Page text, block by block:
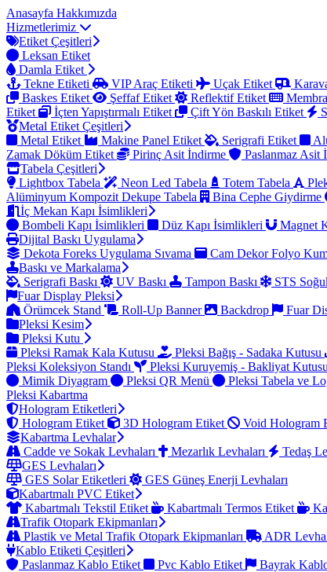
Anasayfa Hakkımızda
Hizmetlerimiz
Etiket Çeşitleri
Leksan Etiket
Damla Etiket
Tekne Etiketi
VIP Araç Etiketi Uçak Etiket
Baskes Etiket
Şeffaf Etiket Reflektif Etiket
Etiket
İçten Yapıştırmalı Etiket Çift Yön Baskılı Etiket
Metal Etiket Çeşitleri
Metal Etiket
Makine Panel Etiket Serigrafi Etiket
Zamak Döküm Etiket
Pirinç Asit İndirme Paslanmaz Asit
Tabela Çeşitleri
Lightbox Tabela
Neon Led Tabela Totem Tabela
Alüminyum Kompozit Dekupe Tabela
Bina Cephe Giydirme
İç Mekan Kapı İsimlikleri
Bombeli Kapı İsimlikleri
Düz Kapı İsimlikleri Magnet
Dijital Baskı Uygulama
Dekota Foreks Uygulama Sıvama
Cam Dekor Folyo
Baskı ve Markalama
Serigrafi Baskı
UV Baskı Tampon Baskı STS
Fuar Display Pleksi
Örümcek Stand
Roll-Up Banner Backdrop Fuar
Pleksi Kesim
Pleksi Kutu
Pleksi Ramak Kala Kutusu
Pleksi Bağış - Sadaka Kutusu
Pleksi Koleksiyon Standı
Pleksi Kuruyemiş - Bakliyat Kutusu
Mimik Diyagram
Pleksi QR Menü Pleksi Tabela ve
Pleksi Kabartma
Hologram Etiketleri
Hologram Etiket
3D Hologram Etiket Void Hologram
Kabartma Levhalar
Cadde ve Sokak Levhaları
Mezarlık Levhaları Tedaş
GES Levhaları
GES Solar Etiketleri
GES Güneş Enerji Levhaları
Kabartmalı PVC Etiket
Kabartmalı Tekstil Etiket
Kabartmalı Termos Etiket
Trafik Otopark Ekipmanları
Plastik ve Metal Trafik Otopark Ekipmanları
ADR
Kablo Etiketi Çeşitleri
Paslanmaz Kablo Etiket
Pvc Kablo Etiket Bayrak